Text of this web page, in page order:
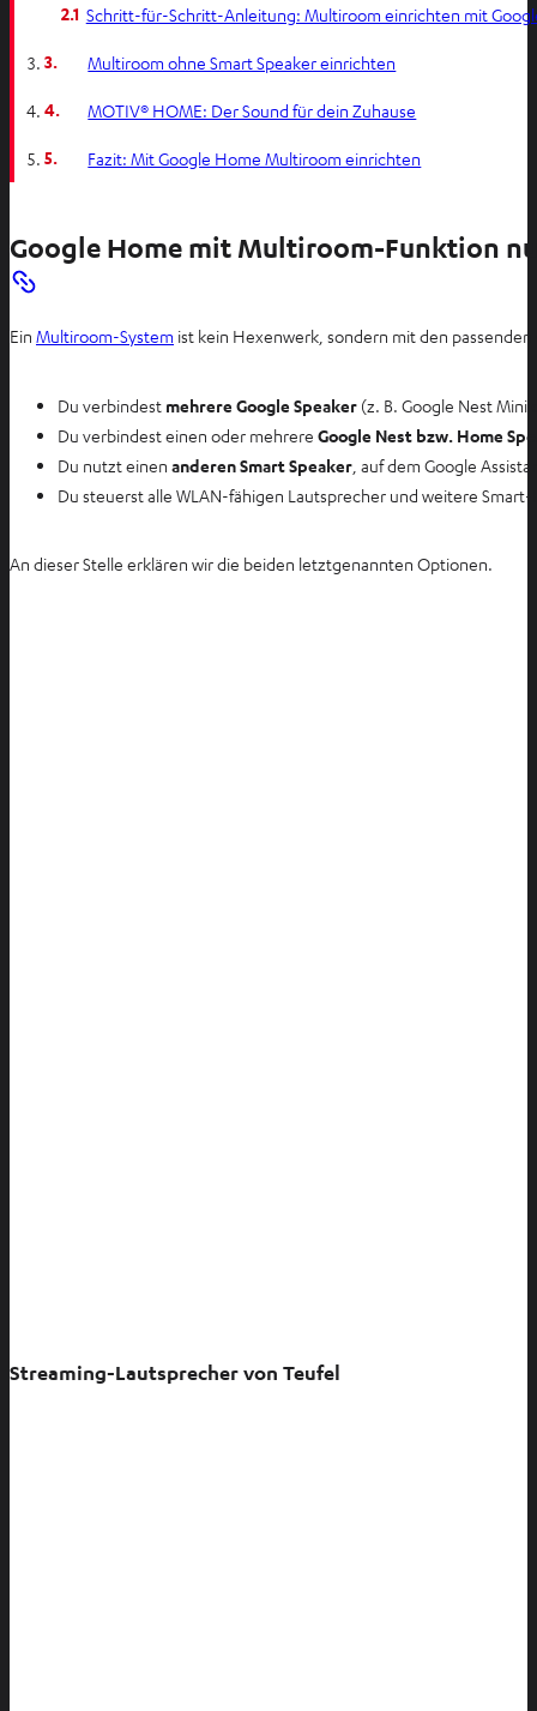
2.1 Schritt-für-Schritt-Anleitung: Multiroom einrichten mit
3. Multiroom ohne Smart Speaker einrichten
4. MOTIV® HOME: Der Sound für dein Zuhause
5. Fazit: Mit Google Home Multiroom einrichten
Google Home mit Multiroom-Funktion
Ein Multiroom-System ist kein Hexenwerk, sondern mit den
Du verbindest mehrere Google Speaker (z. B. Google Nest Mini
Du verbindest einen oder mehrere Google Nest bzw. Home
Du nutzt einen anderen Smart Speaker , auf dem Google
Du steuerst alle WLAN-fähigen Lautsprecher und weitere
An dieser Stelle erklären wir die beiden letztgenannten Optionen.
Streaming-Lautsprecher von Teufel